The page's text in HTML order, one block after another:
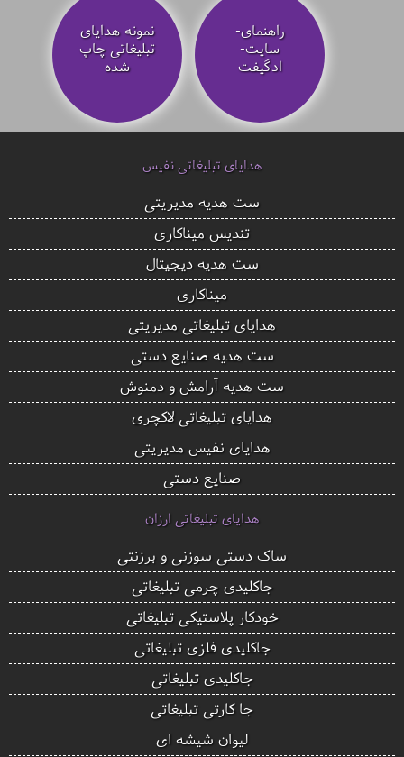
راهنمای-
سایت-
ادگیفت
نمونه هدایای
تبلیغاتی چاپ
شده
هدایای تبلیغاتی نفیس
ست هدیه مدیریتی
تندیس میناکاری
ست هدیه دیجیتال
میناکاری
هدایای تبلیغاتی مدیریتی
ست هدیه صنایع دستی
ست هدیه آرامش و دمنوش
هدایای تبلیغاتی لاکچری
هدایای نفیس مدیریتی
صنایع دستی
هدایای تبلیغاتی ارزان
ساک دستی سوزنی و برزنتی
جاکلیدی چرمی تبلیغاتی
خودکار پلاستیکی تبلیغاتی
جاکلیدی فلزی تبلیغاتی
جاکلیدی تبلیغاتی
جا کارتی تبلیغاتی
لیوان شیشه ای